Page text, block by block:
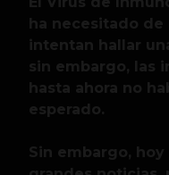
ha necesitado
intentan hallar
sin embargo, las
hasta ahora no
esperado.
Sin embargo,